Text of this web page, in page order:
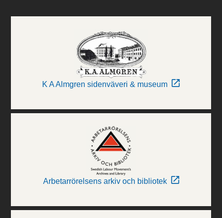
K A Almgren sidenväveri & museum
Arbetarrörelsens arkiv och bibliotek